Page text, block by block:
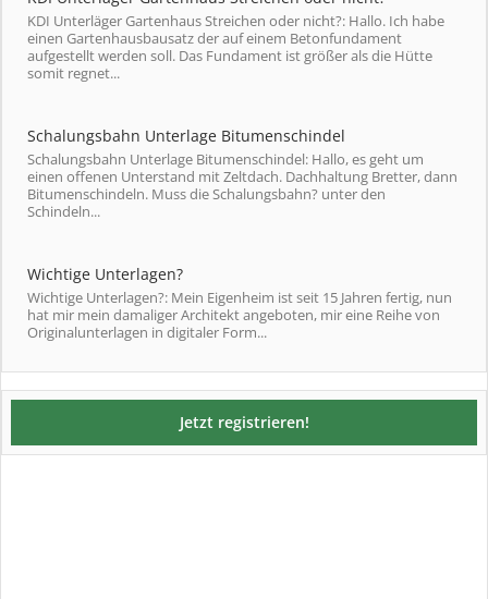
KDI Unterläger Gartenhaus Streichen oder nicht?: Hallo. Ich habe
einen Gartenhausbausatz der auf einem Betonfundament
aufgestellt werden soll. Das Fundament ist größer als die Hütte
somit regnet...
Schalungsbahn Unterlage Bitumenschindel
Schalungsbahn Unterlage Bitumenschindel: Hallo, es geht um
einen offenen Unterstand mit Zeltdach. Dachhaltung Bretter, dann
Bitumenschindeln. Muss die Schalungsbahn? unter den
Schindeln...
Wichtige Unterlagen?
Wichtige Unterlagen?: Mein Eigenheim ist seit 15 Jahren fertig, nun
hat mir mein damaliger Architekt angeboten, mir eine Reihe von
Originalunterlagen in digitaler Form...
Jetzt registrieren!